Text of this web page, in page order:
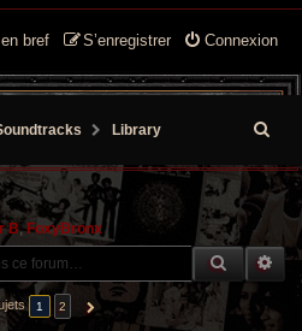
Connexion
S’enregistrer
bref
Library
e
h
r
B,FoxyBronx
1 2 SUIVANTE